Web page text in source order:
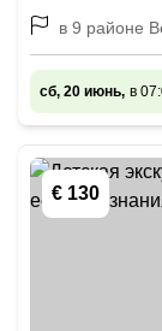
в 9 районе
сб, 20 июнь, в
€ 130